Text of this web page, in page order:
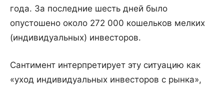
года. За последние шесть дней было
опустошено около 272 000 кошельков мелких
(индивидуальных) инвесторов.
Сантимент интерпретирует эту ситуацию как
«уход индивидуальных инвесторов с рынка»,